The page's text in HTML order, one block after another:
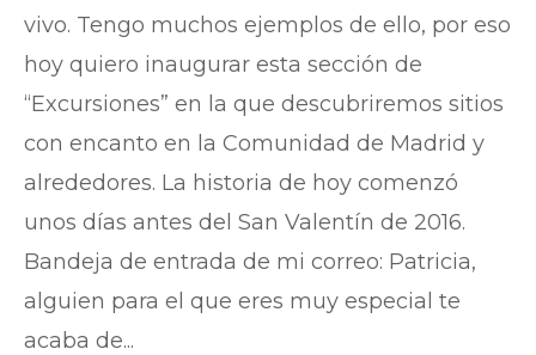
vivo. Tengo muchos ejemplos de ello, por eso
hoy quiero inaugurar esta sección de
“Excursiones” en la que descubriremos sitios
con encanto en la Comunidad de Madrid y
alrededores. La historia de hoy comenzó
unos días antes del San Valentín de 2016.
Bandeja de entrada de mi correo: Patricia,
alguien para el que eres muy especial te
acaba de...